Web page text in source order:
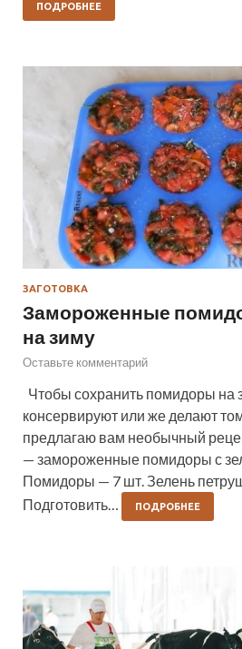
ПОДРОБНЕЕ
ЗАГОТОВКА
Замороженные
на зиму
Оставьте комментарий
Чтобы сохранить помидоры на
консервируют или же делают
предлагаю вам необычный
— замороженные помидоры с
Помидоры — 7 шт. Зелень
Подготовить…
ПОДРОБНЕЕ